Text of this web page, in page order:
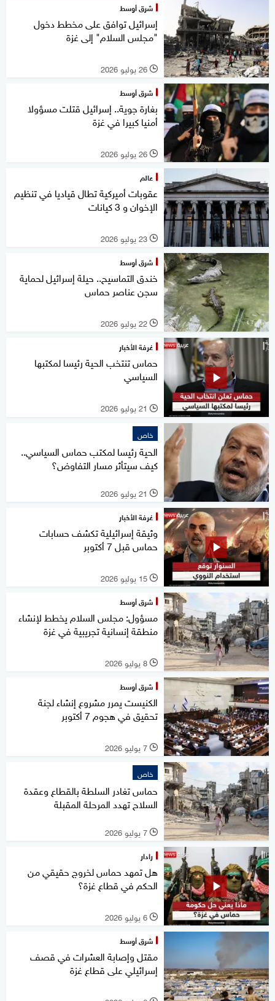
شرق أوسط
إسرائيل توافق على مخطط دخول
"مجلس السلام" إلى غزة
l 26 يوليو 2026
شرق أوسط
بغارة جوية.. إسرائيل قتلت مسؤولا
أمنيا كبيرا في غزة
l 26 يوليو 2026
عالم
عقوبات أميركية تطال قياديا في تنظيم
الإخوان و 3 كيانات
l 23 يوليو 2026
شرق أوسط
خندق التماسيح.. حيلة إسرائيل لحماية
سجن عناصر حماس
l 22 يوليو 2026
غرفة الأخبار
حماس تنتخب الحية رئيسا لمكتبها
السياسي
l 21 يوليو 2026
خاص
الحية رئيسا لمكتب حماس السياسي..
كيف سيتأثر مسار التفاوض؟
l 21 يوليو 2026
غرفة الأخبار
وثيقة إسرائيلية تكشف حسابات
حماس قبل 7 أكتوبر
l 15 يوليو 2026
شرق أوسط
مسؤول: مجلس السلام يخطط لإنشاء
منطقة إنسانية تجريبية في غزة
l 8 يوليو 2026
شرق أوسط
الكنيست يمرر مشروع إنشاء لجنة
تحقيق في هجوم 7 أكتوبر
l 7 يوليو 2026
خاص
حماس تغادر السلطة بالقطاع وعقدة
السلاح تهدد المرحلة المقبلة
l 7 يوليو 2026
رادار
هل تمهد حماس لخروج حقيقي من
الحكم في قطاع غزة؟
l 6 يوليو 2026
شرق أوسط
مقتل وإصابة العشرات في قصف
إسرائيلي على قطاع غزة